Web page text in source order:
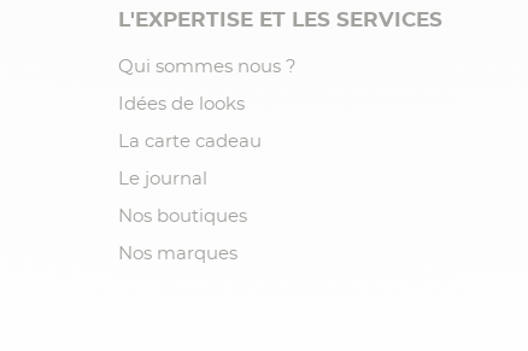
L'EXPERTISE ET LES SERVICES
Qui sommes nous ?
Idées de looks
La carte cadeau
Le journal
Nos boutiques
Nos marques